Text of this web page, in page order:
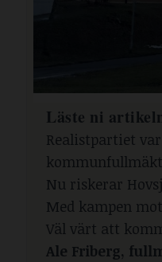
Läste ni
Realistpartiet
Nu riskerar
Med kampen
Väl värt att
Ale Friberg,